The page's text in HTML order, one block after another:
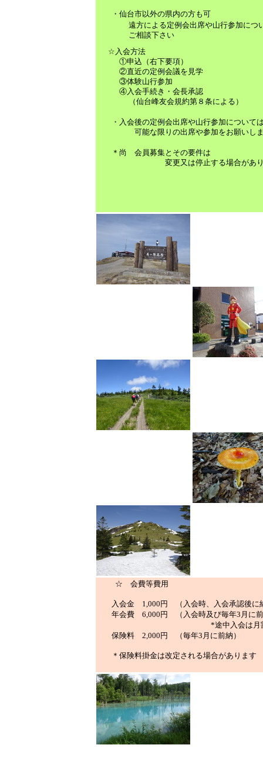
・仙台市以外の県内の方も可
遠方による定例会出席や山行参加につ
ご相談下さい
☆入会方法
①申込（右下要項）
②直近の定例会議を見学
③体験山行参加
④入会手続き・会長承認
（仙台峰友会規約第８条による）
・入会後の定例会出席や山行参加について
可能な限りの出席や参加をお願いし
＊尚 会員募集とその要件は
変更又は停止する場合があり
☆ 会費等費用
入会金 1,000円 （入会時、入会承認後に
年会費 6,000円 （入会時及び毎年3月に
*途中入会は月割
保険料 2,000円 （毎年3月に前納）
＊保険料掛金は改定される場合があります